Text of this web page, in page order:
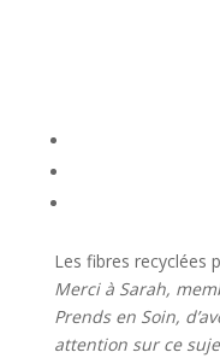
Les fibres recyclées
Merci à Sarah,
Prends en Soin,
attention sur ce